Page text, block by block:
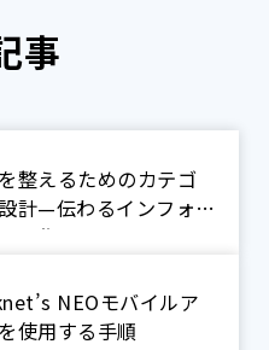
事
整えるためのカテゴ
計—伝わるインフォメ
ン作り
NEOモバイルア
使用する手順